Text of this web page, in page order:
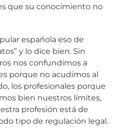
que su conocimiento no
española eso de
y lo dice bien. Sin
nos confundimos a
porque no acudimos al
los profesionales porque
bien nuestros límites,
profesión está de
tipo de regulación legal.